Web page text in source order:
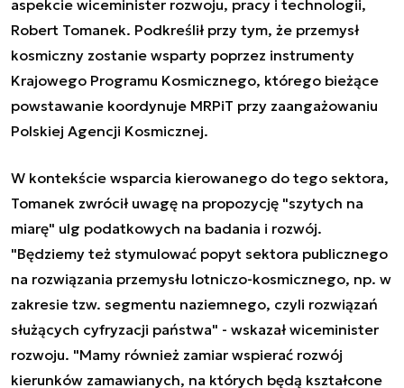
aspekcie wiceminister rozwoju, pracy i technologii,
Robert Tomanek. Podkreślił przy tym, że przemysł
kosmiczny zostanie wsparty poprzez instrumenty
Krajowego Programu Kosmicznego, którego bieżące
powstawanie koordynuje MRPiT przy zaangażowaniu
Polskiej Agencji Kosmicznej.
W kontekście wsparcia kierowanego do tego sektora,
Tomanek zwrócił uwagę na propozycję "szytych na
miarę" ulg podatkowych na badania i rozwój.
"Będziemy też stymulować popyt sektora publicznego
na rozwiązania przemysłu lotniczo-kosmicznego, np. w
zakresie tzw. segmentu naziemnego, czyli rozwiązań
służących cyfryzacji państwa" - wskazał wiceminister
rozwoju. "Mamy również zamiar wspierać rozwój
kierunków zamawianych, na których będą kształcone